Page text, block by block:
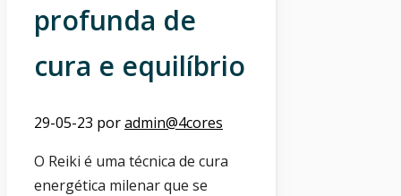
profunda de
cura e equilíbrio
29-05-23 poradmin@4cores
O Reiki é uma técnica de cura
energética milenar que se